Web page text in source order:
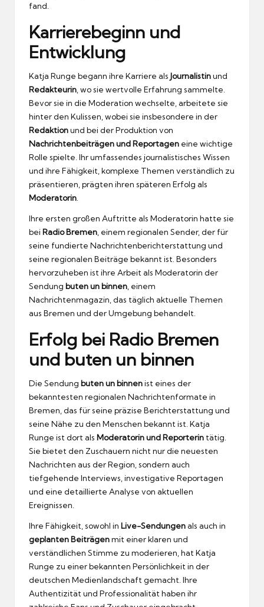
fand.
Karrierebeginn und
Entwicklung
Katja Runge begann ihre Karriere als Journalistinund
Redakteurin , wo sie wertvolle Erfahrung sammelte.
Bevor sie in die Moderation wechselte, arbeitete sie
hinter den Kulissen, wobei sie insbesondere in der
Redaktionund bei der Produktion von
Nachrichtenbeiträgen und Reportagen eine wichtige
Rolle spielte. Ihr umfassendes journalistisches Wissen
und ihre Fähigkeit, komplexe Themen verständlich zu
präsentieren, prägten ihren späteren Erfolg als
Moderatorin
Ihre ersten großen Auftritte als Moderatorin hatte sie
beiRadio Bremen , einem regionalen Sender, der für
seine fundierte Nachrichtenberichterstattung und
seine regionalen Beiträge bekannt ist. Besonders
hervorzuheben ist ihre Arbeit als Moderatorin der
Sendung buten un binnen , einem
Nachrichtenmagazin, das täglich aktuelle Themen
aus Bremen und der Umgebung behandelt.
Erfolg bei Radio Bremen
und buten un binnen
Die Sendung buten un binnenist eines der
bekanntesten regionalen Nachrichtenformate in
Bremen, das für seine präzise Berichterstattung und
seine Nähe zu den Menschen bekannt ist. Katja
Runge ist dort als Moderatorin und Reporterin tätig.
Sie bietet den Zuschauern nicht nur die neuesten
Nachrichten aus der Region, sondern auch
tiefgehende Interviews, investigative Reportagen
und eine detaillierte Analyse von aktuellen
Ereignissen.
Ihre Fähigkeit, sowohl in Live-Sendungenals auch in
geplanten Beiträgenmit einer klaren und
verständlichen Stimme zu moderieren, hat Katja
Runge zu einer bekannten Persönlichkeit in der
deutschen Medienlandschaft gemacht. Ihre
Authentizität und Professionalität haben ihr